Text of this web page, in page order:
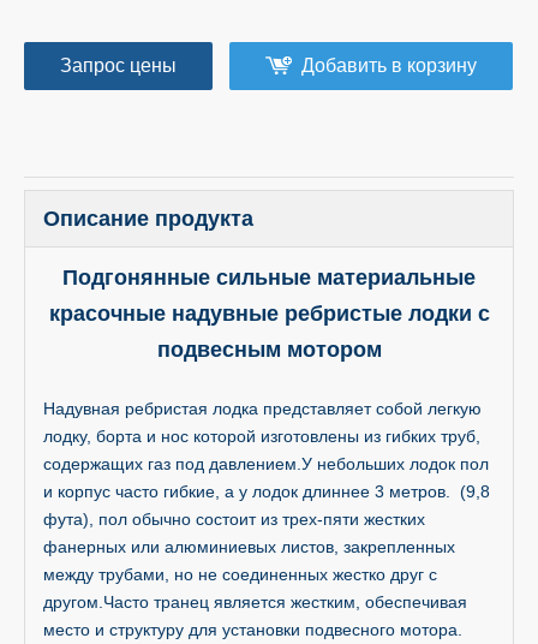
Запрос цены Добавить в корзину
Описание продукта
Подгонянные сильные материальные
красочные надувные ребристые лодки с
подвесным мотором
Надувная ребристая лодка представляет собой легкую
лодку, борта и нос которой изготовлены из гибких труб,
содержащих газ под давлением.У небольших лодок пол
и корпус часто гибкие, а у лодок длиннее 3 метров. (9,8
фута), пол обычно состоит из трех-пяти жестких
фанерных или алюминиевых листов, закрепленных
между трубами, но не соединенных жестко друг с
другом.Часто транец является жестким, обеспечивая
место и структуру для установки подвесного мотора.